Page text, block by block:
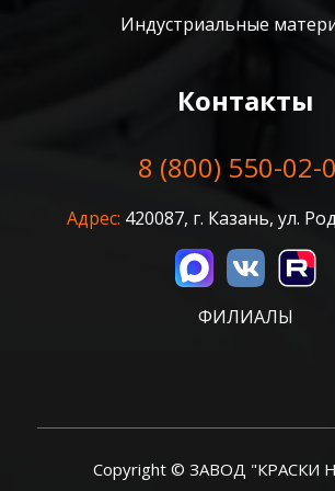
Индустриальные
Контакты
8 (800) 550-02-
Адрес: 420087, г. Казань, ул.
ФИЛИАЛЫ
Copyright © ЗАВОД "КРАСКИ